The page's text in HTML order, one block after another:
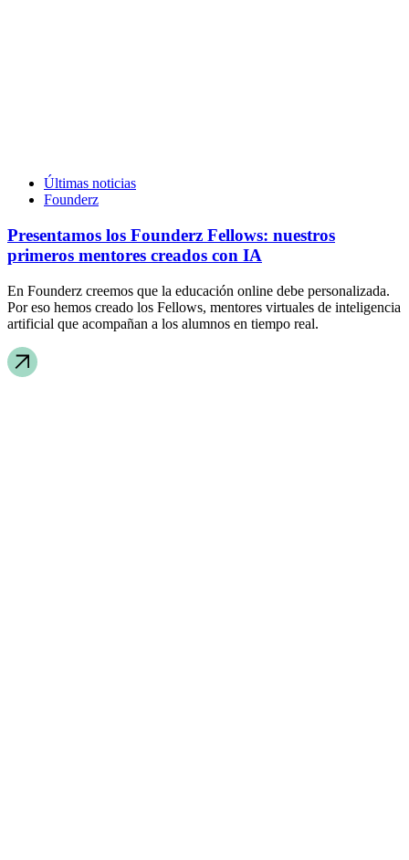
Últimas noticias
Founderz
Presentamos los Founderz Fellows: nuestros
primeros mentores creados con IA
En Founderz creemos que la educación online debe personalizada.
Por eso hemos creado los Fellows, mentores virtuales de inteligencia
artificial que acompañan a los alumnos en tiempo real.